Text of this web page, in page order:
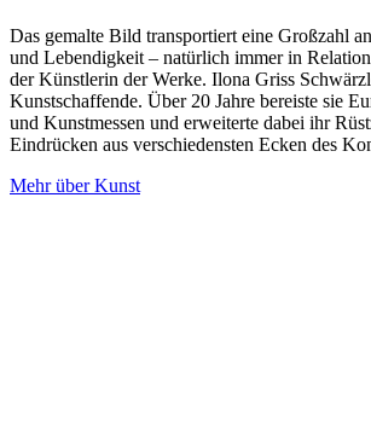
Das gemalte Bild transportiert eine Großzahl
und Lebendigkeit – natürlich immer in
der Künstlerin der Werke. Ilona Griss
Kunstschaffende. Über 20 Jahre bereiste sie
und Kunstmessen und erweiterte dabei ihr
Eindrücken aus verschiedensten Ecken des
Mehr über Kunst